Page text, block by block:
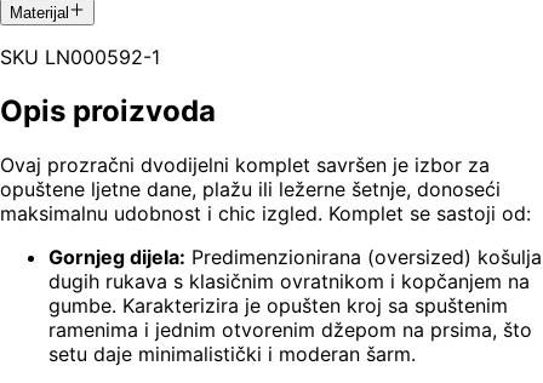
Materijal
SKU LN000592-1
Opis proizvoda
Ovaj prozračni dvodijelni komplet savršen je izbor za
opuštene ljetne dane, plažu ili ležerne šetnje, donoseći
maksimalnu udobnost i chic izgled. Komplet se sastoji od:
Gornjeg dijela: Predimenzionirana (oversized) košulja
dugih rukava s klasičnim ovratnikom i kopčanjem na
gumbe. Karakterizira je opušten kroj sa spuštenim
ramenima i jednim otvorenim džepom na prsima, što
setu daje minimalistički i moderan šarm.